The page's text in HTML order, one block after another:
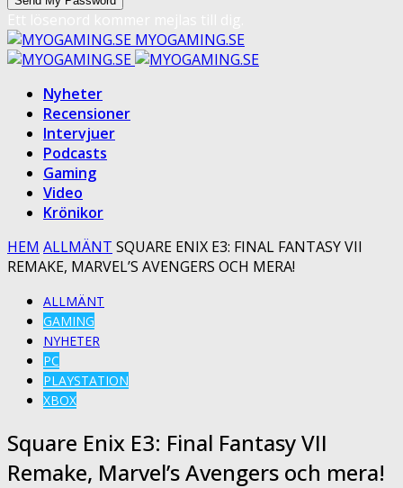
MYOGAMING.SE
Nyheter
Recensioner
Intervjuer
Podcasts
Gaming
Video
Krönikor
HEM ALLMÄNT SQUARE ENIX E3: FINAL FANTASY VII
REMAKE, MARVEL’S AVENGERS OCH MERA!
ALLMÄNT
GAMING
NYHETER
PC
PLAYSTATION
XBOX
Square Enix E3: Final Fantasy VII
Remake, Marvel’s Avengers och mera!